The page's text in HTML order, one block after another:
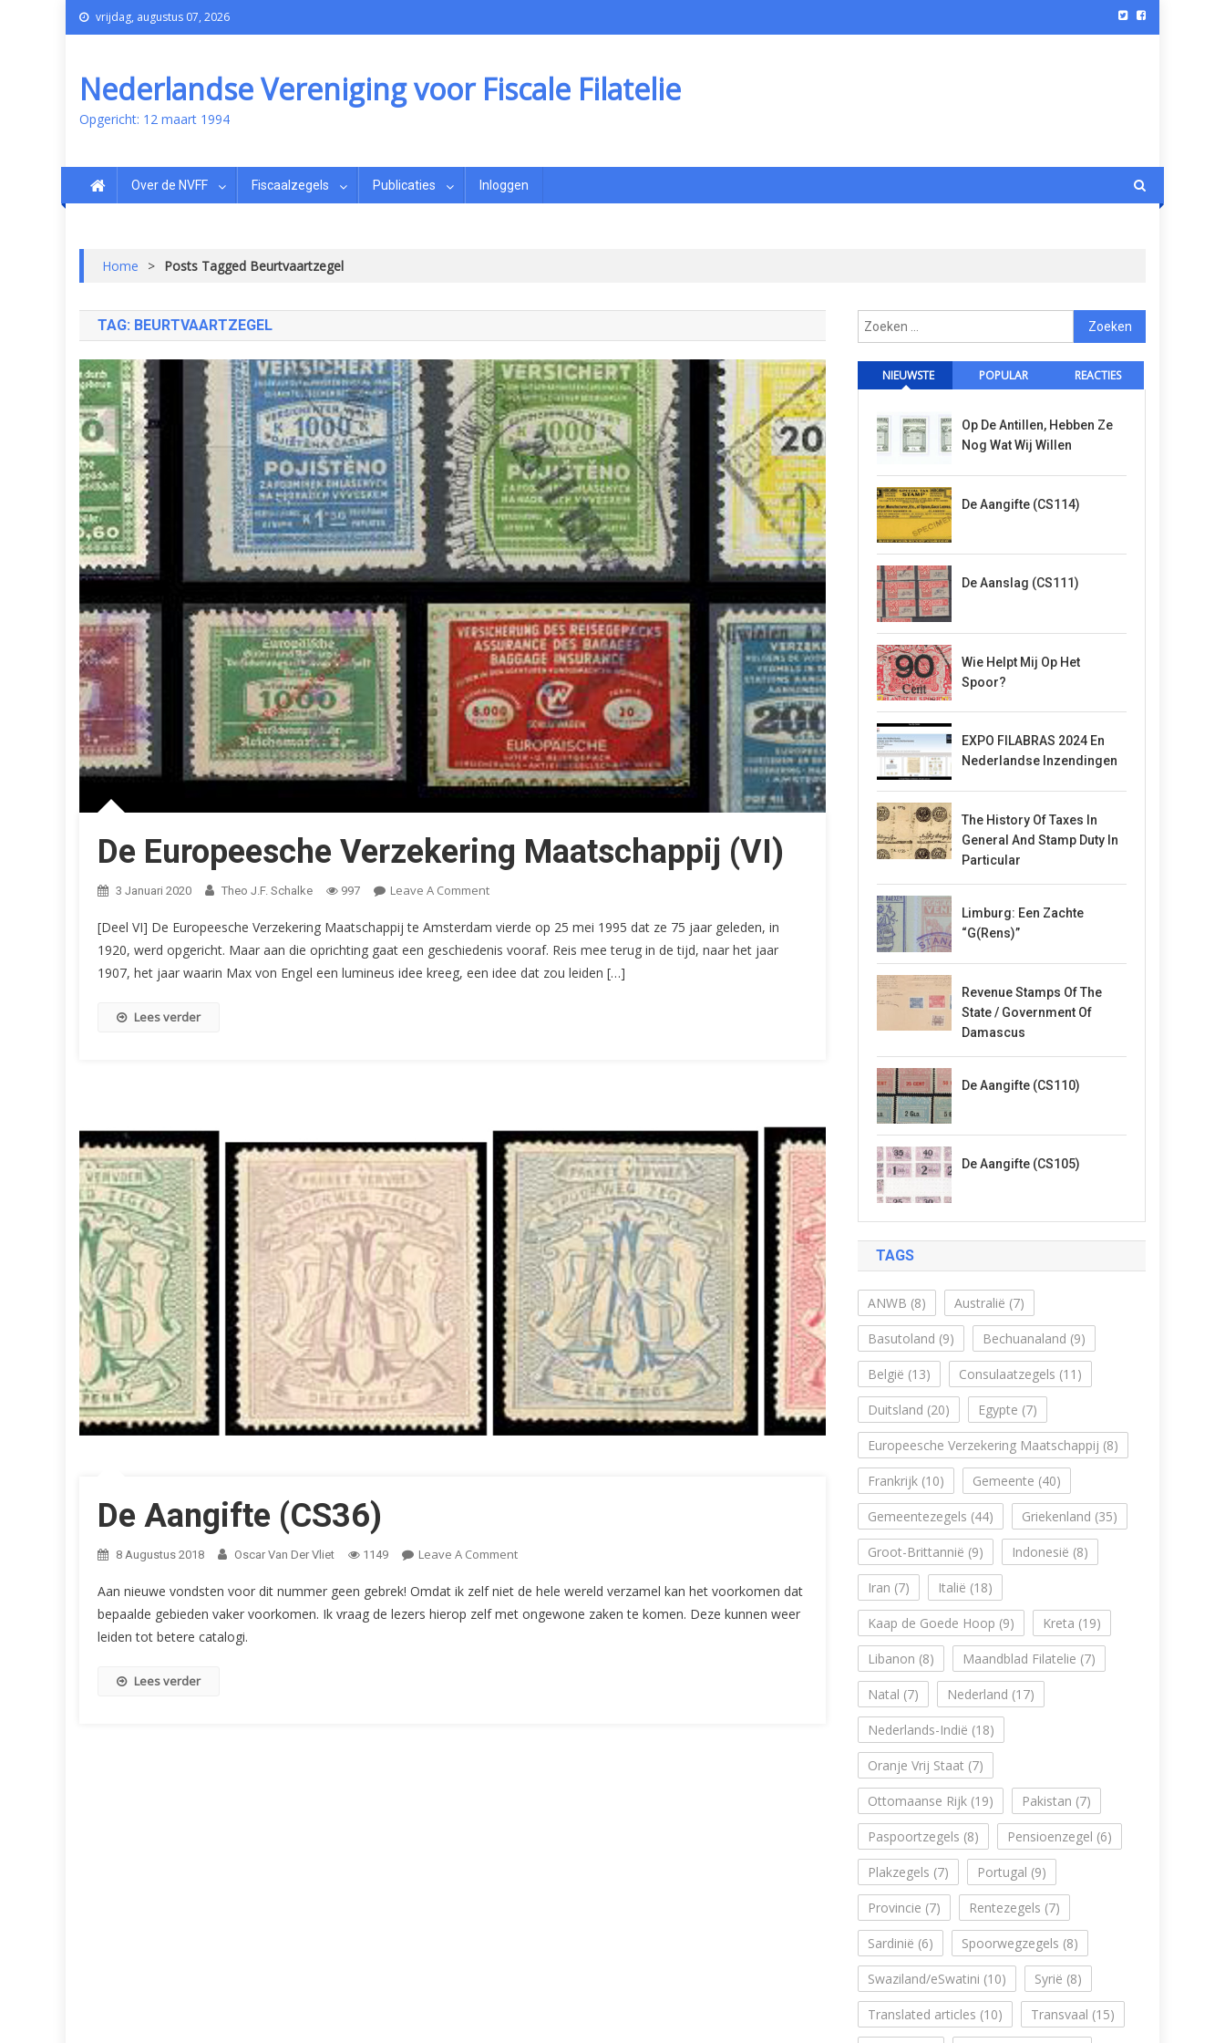
vrijdag, augustus 07, 2026
Nederlandse Vereniging voor Fiscale Filatelie
Opgericht: 12 maart 1994
Over de NVFF Fiscaalzegels Publicaties Inloggen
Home > Posts Tagged Beurtvaartzegel
TAG: BEURTVAARTZEGEL
De Europeesche Verzekering Maatschappij (VI)
3 Januari 2020 Theo J.F. Schalke 997 Leave A CommentOn
Europeesche
Verzekering
Maatschappij
[Deel VI] De Europeesche Verzekering Maatschappij te Amsterdam vierde op 25 mei 1995 dat ze 75 jaar geleden, in
1920, werd opgericht. Maar aan die oprichting gaat een geschiedenis vooraf. Reis mee terug in de tijd, naar het jaar
1907, het jaar waarin Max von Engel een lumineus idee kreeg, een idee dat zou leiden […]
Lees verder
De Aangifte (CS36)
8 Augustus 2018 Oscar Van Der Vliet 1149 Leave A CommentOn
Aangifte
(CS36)
Aan nieuwe vondsten voor dit nummer geen gebrek! Omdat ik zelf niet de hele wereld verzamel kan het voorkomen dat
bepaalde gebieden vaker voorkomen. Ik vraag de lezers hierop zelf met ongewone zaken te komen. Deze kunnen weer
leiden tot betere catalogi.
Lees verder
Zoeken
naar:
NIEUWSTE POPULAR REACTIES
Op De Antillen, Hebben Ze
Nog Wat Wij Willen
De Aangifte (CS114)
De Aanslag (CS111)
Wie Helpt Mij Op Het
Spoor?
EXPO FILABRAS 2024 En
Nederlandse Inzendingen
The History Of Taxes In
General And Stamp Duty In
Particular
Limburg: Een Zachte
“G(rens)”
Revenue Stamps Of The
State / Government Of
Damascus
De Aangifte (CS110)
De Aangifte (CS105)
TAGS
ANWB (8) Australië (7)
Basutoland (9) Bechuanaland (9)
België (13) Consulaatzegels (11)
Duitsland (20) Egypte (7)
Europeesche Verzekering Maatschappij (8)
Frankrijk (10) Gemeente (40)
Gemeentezegels (44) Griekenland (35)
Groot-Brittannië (9) Indonesië (8)
Iran (7) Italië (18)
Kaap de Goede Hoop (9) Kreta (19)
Libanon (8) Maandblad Filatelie (7)
Natal (7) Nederland (17)
Nederlands-Indië (18)
Oranje Vrij Staat (7)
Ottomaanse Rijk (19) Pakistan (7)
Paspoortzegels (8) Pensioenzegel (6)
Plakzegels (7) Portugal (9)
Provincie (7) Rentezegels (7)
Sardinië (6) Spoorwegzegels (8)
Swaziland/eSwatini (10) Syrië (8)
Translated articles (10) Transvaal (15)